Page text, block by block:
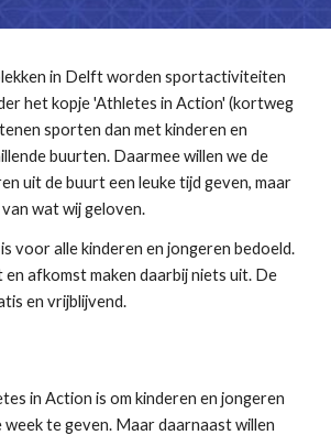
in Delft worden sportactiviteiten
het kopje 'Athletes in Action' (kortweg
sporten dan met kinderen en
buurten. Daarmee willen we de
uit de buurt een leuke tijd geven, maar
wat wij geloven.
voor alle kinderen en jongeren bedoeld.
afkomst maken daarbij niets uit. De
en vrijblijvend.
in Action is om kinderen en jongeren
te geven. Maar daarnaast willen